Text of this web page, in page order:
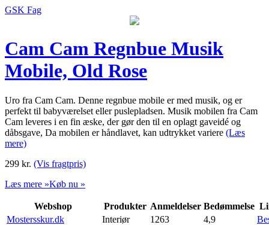
GSK Fag
Cam Cam Regnbue Musik
Mobile, Old Rose
Uro fra Cam Cam. Denne regnbue mobile er med musik, og er
perfekt til babyværelset eller puslepladsen. Musik mobilen fra Cam
Cam leveres i en fin æske, der gør den til en oplagt gaveidé og
dåbsgave, Da mobilen er håndlavet, kan udtrykket variere (Læs
mere)
299 kr. (Vis fragtpris)
Læs mere »Køb nu »
Webshop Produkter Anmeldelser Bedømmelse
Mostersskur.dk
Interiør 1263 4,9